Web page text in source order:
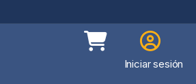
Iniciar sesión